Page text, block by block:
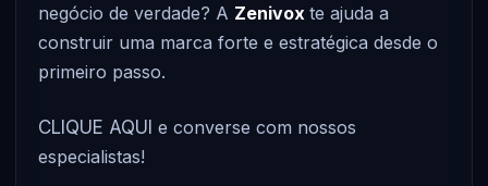
negócio de verdade? A Zenivox te ajuda a
construir uma marca forte e estratégica desde o
primeiro passo.
CLIQUE AQUI e converse com nossos
especialistas!